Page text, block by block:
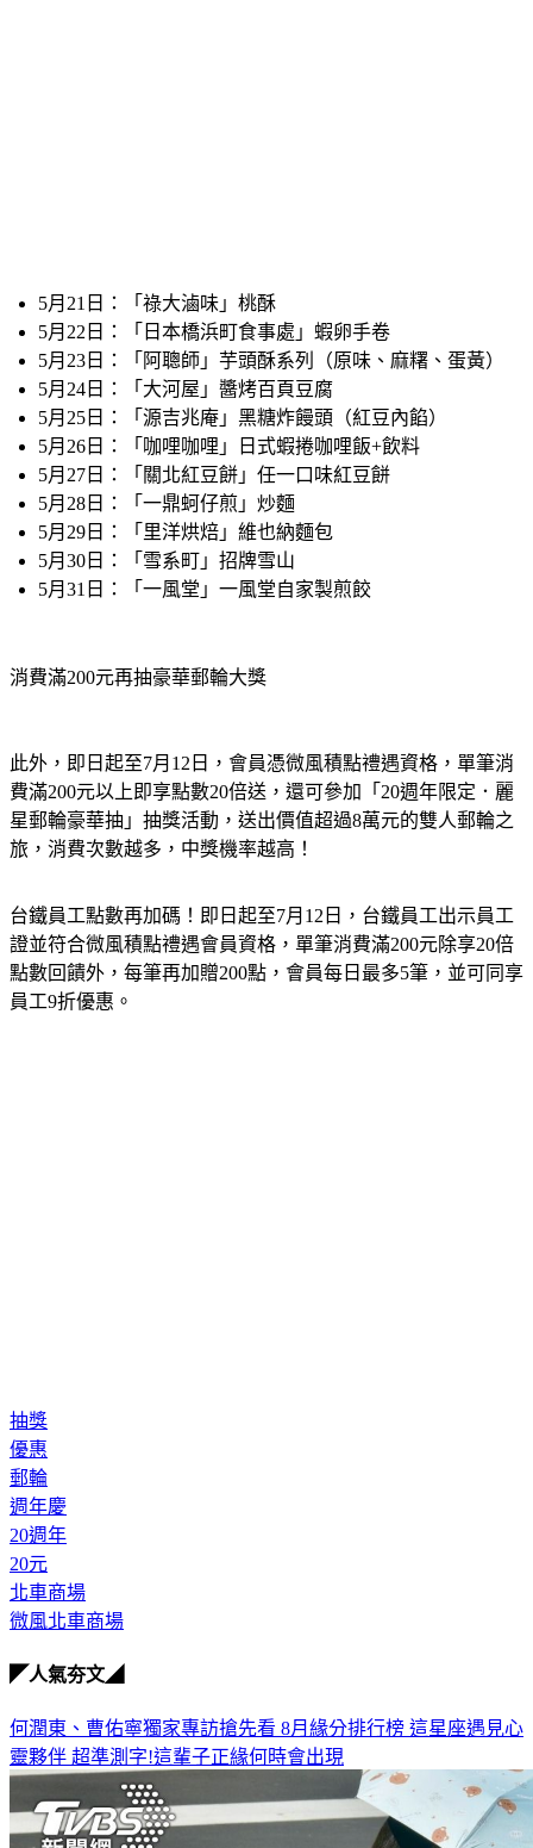
5月21日：「祿大滷味」桃酥
5月22日：「日本橋浜町食事處」蝦卵手卷
5月23日：「阿聰師」芋頭酥系列（原味、麻糬、蛋黃）
5月24日：「大河屋」醬烤百頁豆腐
5月25日：「源吉兆庵」黑糖炸饅頭（紅豆內餡）
5月26日：「咖哩咖哩」日式蝦捲咖哩飯+飲料
5月27日：「關北紅豆餅」任一口味紅豆餅
5月28日：「一鼎蚵仔煎」炒麵
5月29日：「里洋烘焙」維也納麵包
5月30日：「雪系町」招牌雪山
5月31日：「一風堂」一風堂自家製煎餃
消費滿200元再抽豪華郵輪大獎
此外，即日起至7月12日，會員憑微風積點禮遇資格，單筆消
費滿200元以上即享點數20倍送，還可參加「20週年限定．麗
星郵輪豪華抽」抽獎活動，送出價值超過8萬元的雙人郵輪之
旅，消費次數越多，中獎機率越高！
台鐵員工點數再加碼！即日起至7月12日，台鐵員工出示員工
證並符合微風積點禮遇會員資格，單筆消費滿200元除享20倍
點數回饋外，每筆再加贈200點，會員每日最多5筆，並可同享
員工9折優惠。
抽獎
優惠
郵輪
週年慶
20週年
20元
北車商場
微風北車商場
◤人氣夯文◢
何潤東、曹佑寧獨家專訪搶先看 8月緣分排行榜 這星座遇見心
靈夥伴 超準測字!這輩子正緣何時會出現